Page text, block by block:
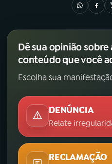
Dê sua opinião
conteúdo que você
Escolha sua
DENÚNCIA
Relate
RECLAMAÇÃO